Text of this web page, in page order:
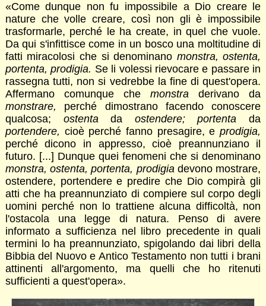
«Come dunque non fu impossibile a Dio creare le
nature che volle creare, così non gli è impossibile
trasformarle, perché le ha create, in quel che vuole.
Da qui s'infittisce come in un bosco una moltitudine di
fatti miracolosi che si denominano monstra, ostenta,
portenta, prodigia. Se li volessi rievocare e passare in
rassegna tutti, non si vedrebbe la fine di quest'opera.
Affermano comunque chemonstraderivano da
monstrare, perché dimostrano facendo conoscere
qualcosa; ostentada ostendere; portentada
portendere, cioè perché fanno presagire, eprodigia,
perché dicono in appresso, cioè preannunziano il
futuro. [...] Dunque quei fenomeni che si denominano
monstra, ostenta, portenta, prodigia devono mostrare,
ostendere, portendere e predire che Dio compirà gli
atti che ha preannunziato di compiere sul corpo degli
uomini perché non lo trattiene alcuna difficoltà, non
l'ostacola una legge di natura. Penso di avere
informato a sufficienza nel libro precedente in quali
termini lo ha preannunziato, spigolando dai libri della
Bibbia del Nuovo e Antico Testamento non tutti i brani
attinenti all'argomento, ma quelli che ho ritenuti
sufficienti a quest'opera».